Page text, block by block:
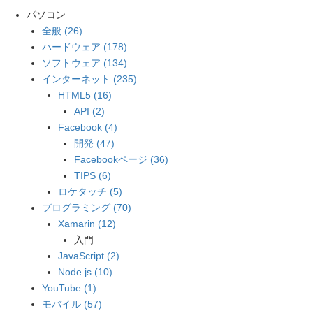
パソコン
全般 (26)
ハードウェア (178)
ソフトウェア (134)
インターネット (235)
HTML5 (16)
API (2)
Facebook (4)
開発 (47)
Facebookページ (36)
TIPS (6)
ロケタッチ (5)
プログラミング (70)
Xamarin (12)
入門
JavaScript (2)
Node.js (10)
YouTube (1)
モバイル (57)